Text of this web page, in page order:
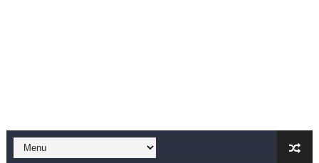
Playas públicas y hoteles: ¿hasta dónde puede